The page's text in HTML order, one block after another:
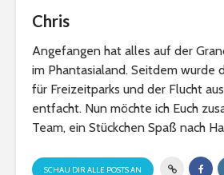
Chris
Angefangen hat alles auf der
im Phantasialand. Seitdem wurde
für Freizeitparks und der Flucht
entfacht. Nun möchte ich Euch
Team, ein Stückchen Spaß nach
SCHAU DIR ALLE POSTS AN